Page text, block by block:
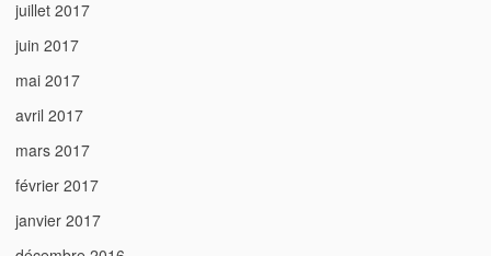
juillet 2017
juin 2017
mai 2017
avril 2017
mars 2017
février 2017
janvier 2017